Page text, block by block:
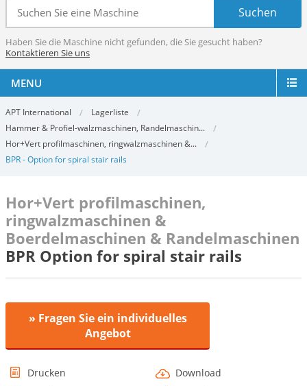
Haben Sie die Maschine nicht gefunden, die Sie gesucht haben?
Kontaktieren Sie uns
MENU
APT International
Lagerliste
Hammer & Profiel-walzmaschinen, Randelmaschin...
Hor+Vert profilmaschinen, ringwalzmaschinen &...
BPR - Option for spiral stair rails
Hor+Vert profilmaschinen,
ringwalzmaschinen &
Boerdelmaschinen & Randelmaschinen
BPR Option for spiral stair rails
» Fragen Sie ein individuelles
Angebot
Drucken
Download